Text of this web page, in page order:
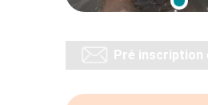
Pré inscription